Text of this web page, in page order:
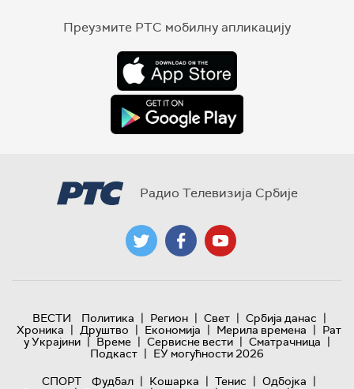
Преузмите РТС мобилну апликацију
Радио Телевизија Србије
ВЕСТИ Политика | Регион | Свет | Србија данас |
Хроника | Друштво | Економија | Мерила времена | Рат
у Украјини | Време | Сервисне вести | Сматрачница |
Подкаст | ЕУ могућности 2026
СПОРТ
Фудбал | Кошарка | Тенис | Одбојка |